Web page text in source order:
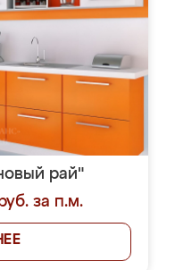
рай"
за п.м.